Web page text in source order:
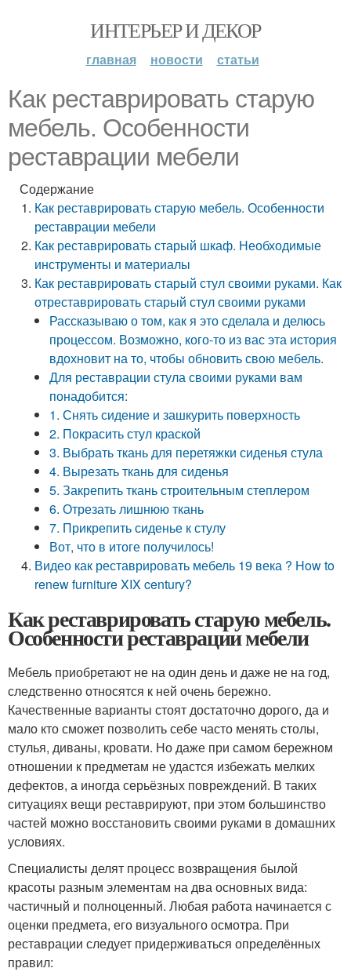
ИНТЕРЬЕР И ДЕКОР
главная новости статьи
Как реставрировать старую
мебель. Особенности
реставрации мебели
Содержание
Как реставрировать старую мебель. Особенности
реставрации мебели
Как реставрировать старый шкаф. Необходимые
инструменты и материалы
Как реставрировать старый стул своими руками. Как
отреставрировать старый стул своими руками
Рассказываю о том, как я это сделала и делюсь
процессом. Возможно, кого-то из вас эта история
вдохновит на то, чтобы обновить свою мебель.
Для реставрации стула своими руками вам
понадобится:
1. Снять сидение и зашкурить поверхность
2. Покрасить стул краской
3. Выбрать ткань для перетяжки сиденья стула
4. Вырезать ткань для сиденья
5. Закрепить ткань строительным степлером
6. Отрезать лишнюю ткань
7. Прикрепить сиденье к стулу
Вот, что в итоге получилось!
Видео как реставрировать мебель 19 века ? How to
renew furniture XIX century?
Как реставрировать старую мебель.
Особенности реставрации мебели
Мебель приобретают не на один день и даже не на год,
следственно относятся к ней очень бережно.
Качественные варианты стоят достаточно дорого, да и
мало кто сможет позволить себе часто менять столы,
стулья, диваны, кровати. Но даже при самом бережном
отношении к предметам не удастся избежать мелких
дефектов, а иногда серьёзных повреждений. В таких
ситуациях вещи реставрируют, при этом большинство
частей можно восстановить своими руками в домашних
условиях.
Специалисты делят процесс возвращения былой
красоты разным элементам на два основных вида:
частичный и полноценный. Любая работа начинается с
оценки предмета, его визуального осмотра. При
реставрации следует придерживаться определённых
правил: